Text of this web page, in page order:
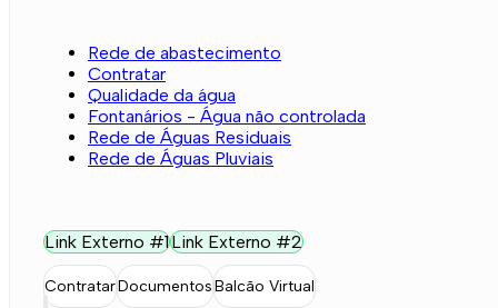
Rede de abastecimento
Contratar
Qualidade da água
Fontanários - Água não controlada
Rede de Águas Residuais
Rede de Águas Pluviais
Link Externo #1Link Externo #2
ContratarDocumentosBalcão Virtual